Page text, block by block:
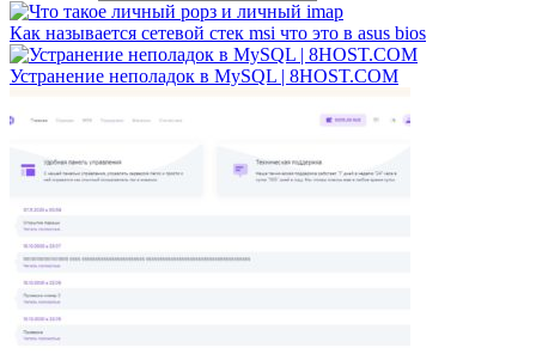
Как называется сетевой стек msi что это в asus bios
Устранение неполадок в MySQL | 8HOST.COM